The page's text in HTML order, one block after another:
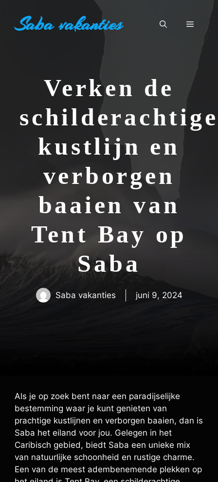
Saba vakanties Menu
Verken de
schilderachtige
kustlijn en
verborgen
baaien van
Tent Bay op
Saba
Saba vakanties juni 9, 2024
Als je op zoek bent naar een paradijselijke
bestemming waar je kunt genieten van
prachtige kustlijnen en verborgen baaien, dan is
Saba het eiland voor jou. Gelegen in het
Caribisch gebied, biedt Saba een unieke mix
van natuurlijke schoonheid en rustige charme.
Een van de meest adembenemende plekken op